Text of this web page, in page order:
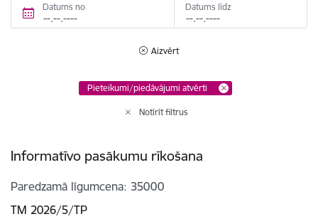
Datums no Datums līdz
Aizvērt
Pieteikumi/piedāvājumi atvērti
Notīrīt filtrus
Informatīvo pasākumu rīkošana
Paredzamā līgumcena 35000
TM 2026/5/TP